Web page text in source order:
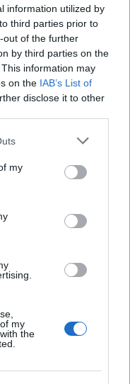
information utilized by
third parties prior to
out of the further
by third parties on the
information may
on the IAB’s List of
disclose it to other
my
my
the
Κορασίδων: Νίκησε με
τη Δανία και παίζει
με τη Νορβηγία
2 δισ. ευρώ ανοίγει
στην πολωνική αγορά
Mobility
και Novibet
τους μέχρι το